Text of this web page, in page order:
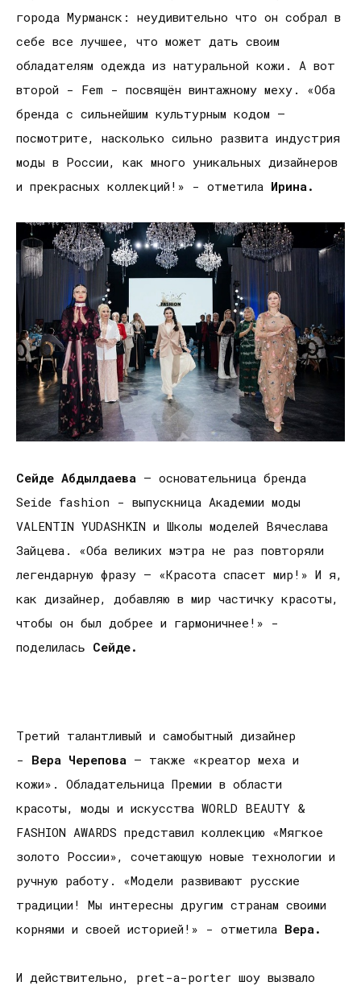
города Мурманск: неудивительно что он собрал в
себе все лучшее, что может дать своим
обладателям одежда из натуральной кожи. А вот
второй - Fem - посвящён винтажному меху. «Оба
бренда с сильнейшим культурным кодом –
посмотрите, насколько сильно развита индустрия
моды в России, как много уникальных дизайнеров
и прекрасных коллекций!» - отметила Ирина.
Сейде Абдылдаева – основательница бренда
Seide fashion - выпускница Академии моды
VALENTIN YUDASHKIN и Школы моделей Вячеслава
Зайцева. «Оба великих мэтра не раз повторяли
легендарную фразу – «Красота спасет мир!» И я,
как дизайнер, добавляю в мир частичку красоты,
чтобы он был добрее и гармоничнее!» -
поделилась Сейде.
Третий талантливый и самобытный дизайнер
- Вера Черепова – также «креатор меха и
кожи». Обладательница Премии в области
красоты, моды и искусства WORLD BEAUTY &
FASHION AWARDS представил коллекцию «Мягкое
золото России», сочетающую новые технологии и
ручную работу. «Модели развивают русские
традиции! Мы интересны другим странам своими
корнями и своей историей!» - отметила Вера.
И действительно, pret-a-porter шоу вызвало